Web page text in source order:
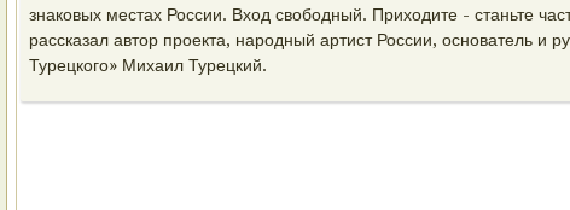
знаковых местах России. Вход свободный. Приходите - станьте
рассказал автор проекта, народный артист России, основатель и
Турецкого» Михаил Турецкий.